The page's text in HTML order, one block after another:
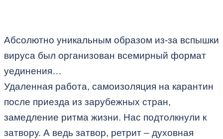
Абсолютно уникальным образом из-за вспышки
вируса был организован всемирный формат
уединения…
Удаленная работа, самоизоляция на карантин
после приезда из зарубежных стран,
замедление ритма жизни. Нас подтолкнули к
затвору. А ведь затвор, ретрит – духовная